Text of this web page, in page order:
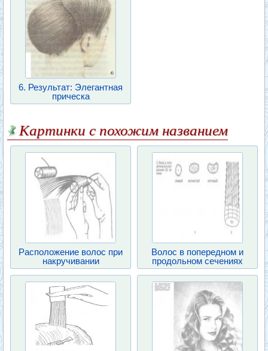
6. Результат: Элегантная
прическа
Картинки с похожим названием
Расположение волос при
накручивании
Волос в попередном и
продольном сечениях